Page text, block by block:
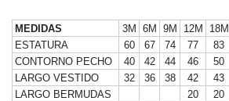
MEDIDAS 3M 6M 9M 12M 18M
ESTATURA
60 67 74 77 83
CONTORNO PECHO
40 42 44 46 50
LARGO VESTIDO
32 36 38 42 43
LARGO BERMUDAS
20 20